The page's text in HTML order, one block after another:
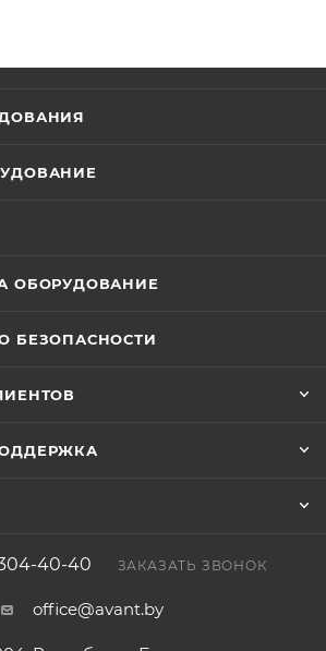
ОБОРУДОВАНИЕ
БЕЗОПАСНОСТИ
304-40-40 ЗАКАЗАТЬ ЗВОНОК
office@avant.by